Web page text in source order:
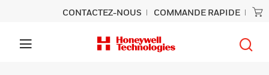
CONTACTEZ-NOUS COMMANDE RAPIDE